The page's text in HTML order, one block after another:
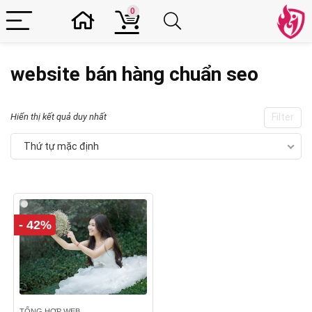
0
website bán hàng chuẩn seo
Filter
Hiển thị kết quả duy nhất
Thứ tự mặc định
- 42%